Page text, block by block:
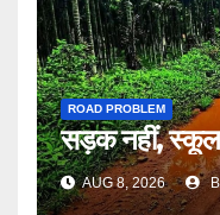
ROAD PROBLEM
सड़क नहीं, स्कूल
AUG 8, 2026